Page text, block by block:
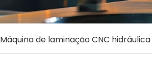
Máquina de laminação CNC hidráulica